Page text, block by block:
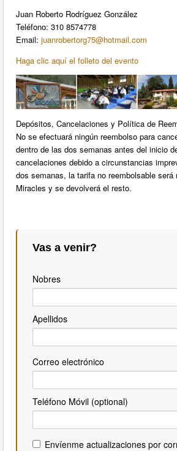
Juan Roberto Rodríguez González
Teléfono: 310 8574778
Email: juanrobertorg75@hotmail.com
Haga clic aquí el folleto del evento
Depósitos, Cancelaciones y Política de
No se efectuará ningún reembolso para
dentro de las dos semanas antes del inicio
cancelaciones debido a circunstancias
dos semanas, la tarifa no reembolsable será
Miracles y se devolverá el resto.
Vas a venir?
Nobres
Apellidos
Correo electrónico
Teléfono Móvil (optional)
Envíenme actualizaciones por